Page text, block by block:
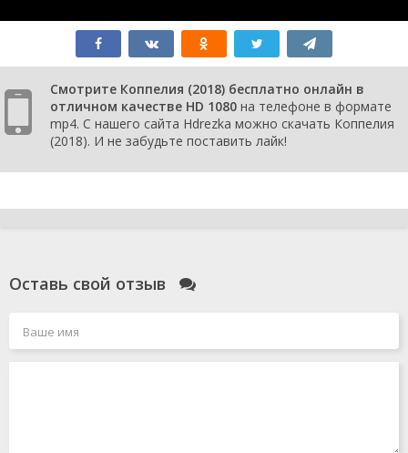
Смотрите Коппелия (2018) бесплатно онлайн в
отличном качестве HD 1080 на телефоне в формате
mp4. С нашего сайта Hdrezka можно скачать Коппелия
(2018). И не забудьте поставить лайк!
Оставь свой отзыв